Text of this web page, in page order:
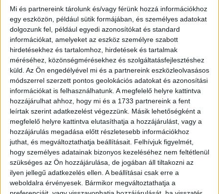
Mi és partnereink tárolunk és/vagy férünk hozzá információkhoz
egy eszközön, például sütik formájában, és személyes adatokat
dolgozunk fel, például egyedi azonosítókat és standard
információkat, amelyeket az eszköz személyre szabott
hirdetésekhez és tartalomhoz, hirdetések és tartalmak
méréséhez, közönségmérésekhez és szolgáltatásfejlesztéshez
küld. Az Ön engedélyével mi és a partnereink eszközleolvasásos
módszerrel szerzett pontos geolokációs adatokat és azonosítási
információkat is felhasználhatunk. A megfelelő helyre kattintva
hozzájárulhat ahhoz, hogy mi és a 1733 partnereink a fent
leírtak szerint adatkezelést végezzünk. Másik lehetőségként a
megfelelő helyre kattintva elutasíthatja a hozzájárulást, vagy a
hozzájárulás megadása előtt részletesebb információkhoz
juthat, és megváltoztathatja beállításait. Felhívjuk figyelmét,
hogy személyes adatainak bizonyos kezeléséhez nem feltétlenül
szükséges az Ön hozzájárulása, de jogában áll tiltakozni az
ilyen jellegű adatkezelés ellen. A beállításai csak erre a
weboldalra érvényesek. Bármikor megváltoztathatja a
„folyamatban“
Kizárólag nálunk
Kiadó Családi ház (#182720)
Győr
400 000 Ft/hó
93 m2 szobák: 4